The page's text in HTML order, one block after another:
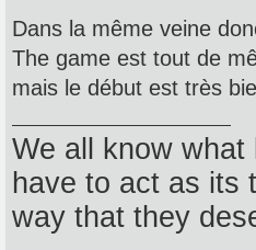
Dans la même veine
The game est tout de
mais le début est très
We all know what
have to act as its
way that they